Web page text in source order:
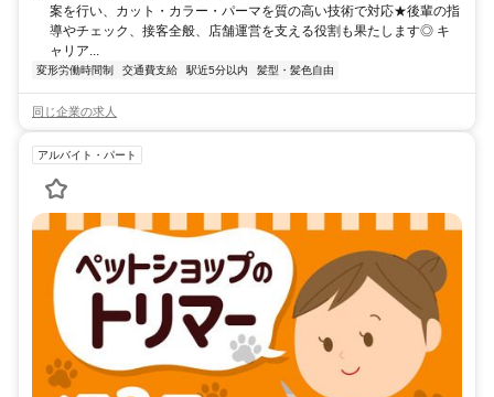
案を行い、カット・カラー・パーマを質の高い技術で対応★後輩の指
導やチェック、接客全般、店舗運営を支える役割も果たします◎ キ
ャリア...
変形労働時間制 交通費支給 駅近5分以内 髪型・髪色自由
同じ企業の求人
アルバイト・パート